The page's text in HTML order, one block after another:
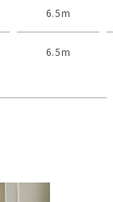
6.5m
6.5m